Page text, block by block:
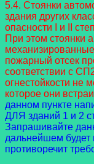
5.4. Стоянки
здания других
опасности I и II
При этом стоянки
пожарный отсек
соответствии с
огнестойкости не
которое они
данном пункте
ДЛЯ зданий 1 и 2
Запрашивайте
дальнейшем будет
противоречит